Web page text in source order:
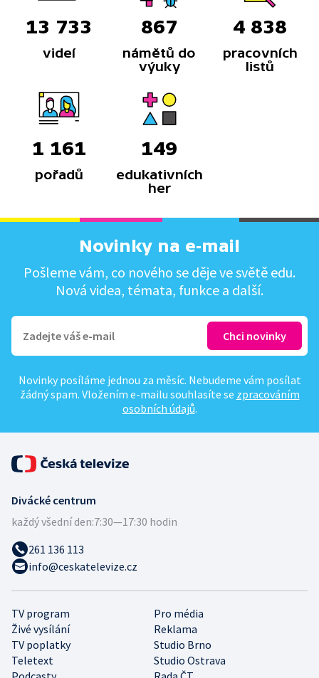
13 733
videí
867
námětů do
výuky
4 838
pracovních
listů
1 161
pořadů
149
edukativních
her
Novinky na e-mail
Pošleme vám, co nového se děje ve světě edu.
Nová videa, témata, funkce a další.
Novinky posíláme jednou za měsíc. Nebudeme vám posílat
žádný spam. Vložením e-mailu souhlasíte se zpracováním
osobních údajů.